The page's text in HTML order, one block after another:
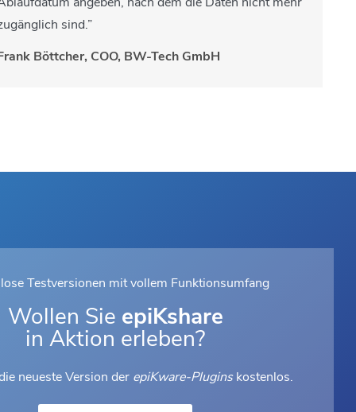
sind.”
Böttcher, COO, BW-Tech GmbH
Testversionen mit vollem Funktionsumfang
Wollen Sie epiKshare
in Aktion erleben?
neueste Version der epiKware-Pluginskostenlos.